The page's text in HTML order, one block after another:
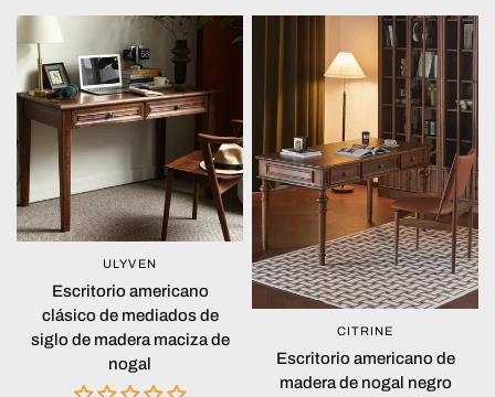
VISTA RÁPIDA
ULYVEN
Escritorio americano
clásico de mediados de
siglo de madera maciza de
nogal
VISTA RÁPIDA
CITRINE
Escritorio americano de
madera de nogal negro